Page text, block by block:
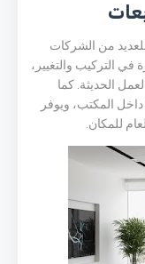
من الشركات
في التركيب والتغيير،
الحديثة. كما
المكتب، ويوفر
للمكان.